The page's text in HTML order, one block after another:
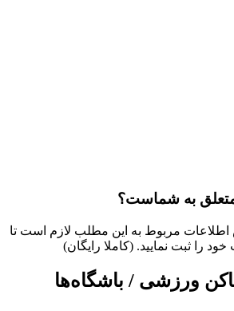
متعلق به شماست؟
اطلاعات مربوط به این مطلب لازم است تا
را ثبت نمایید. (کاملا رایگان)
ورزشی / باشگاه‌ها